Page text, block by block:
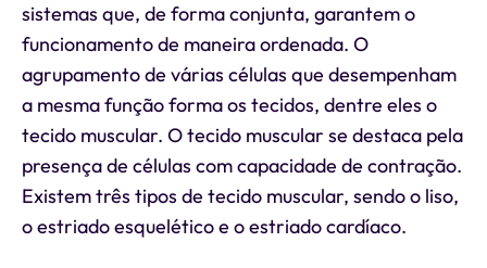
sistemas que, de forma conjunta, garantem o
funcionamento de maneira ordenada. O
agrupamento de várias células que desempenham
a mesma função forma os tecidos, dentre eles o
tecido muscular. O tecido muscular se destaca pela
presença de células com capacidade de contração.
Existem três tipos de tecido muscular, sendo o liso,
o estriado esquelético e o estriado cardíaco.